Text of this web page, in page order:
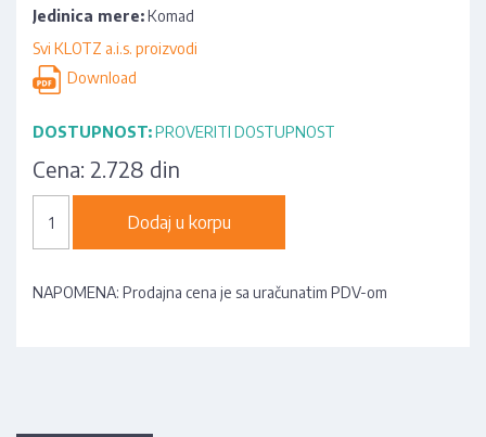
Jedinica mere:Komad
Svi KLOTZ a.i.s. proizvodi
Download
DOSTUPNOST:PROVERITI DOSTUPNOST
Cena: 2.728 din
Dodaj u korpu
NAPOMENA: Prodajna cena je sa uračunatim PDV-om